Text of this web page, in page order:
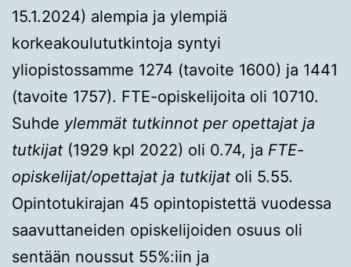
15.1.2024) alempia ja ylempiä
korkeakoulututkintoja syntyi
yliopistossamme 1274 (tavoite 1600) ja 1441
(tavoite 1757). FTE-opiskelijoita oli 10710.
Suhde ylemmät tutkinnot per opettajat ja
tutkijat (1929 kpl 2022) oli 0.74, ja FTE-
opiskelijat/opettajat ja tutkijat oli 5.55.
Opintotukirajan 45 opintopistettä vuodessa
saavuttaneiden opiskelijoiden osuus oli
sentään noussut 55%:iin ja